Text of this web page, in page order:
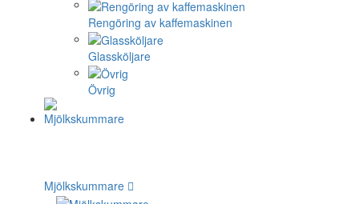
Rengöring av kaffemaskinen
Glassköljare
Övrig
Mjölkskummare